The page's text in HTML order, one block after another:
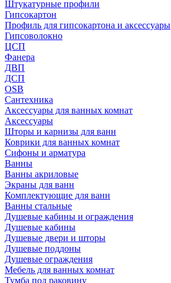
Штукатурные профили
Гипсокартон
Профиль для гипсокартона и аксессуары
Гипсоволокно
ЦСП
Фанера
ДВП
ДСП
OSB
Сантехника
Аксессуары для ванных комнат
Аксессуары
Шторы и карнизы для ванн
Коврики для ванных комнат
Сифоны и арматура
Ванны
Ванны акриловые
Экраны для ванн
Комплектующие для ванн
Ванны стальные
Душевые кабины и ограждения
Душевые кабины
Душевые двери и шторы
Душевые поддоны
Душевые ограждения
Мебель для ванных комнат
Тумба под раковину